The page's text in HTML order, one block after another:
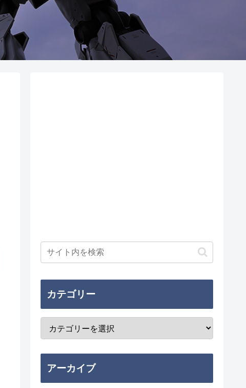
カテゴリー
アーカイブ